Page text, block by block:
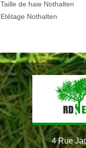
Taille de haie Nothalten
Etêtage Nothalten
4 Rue